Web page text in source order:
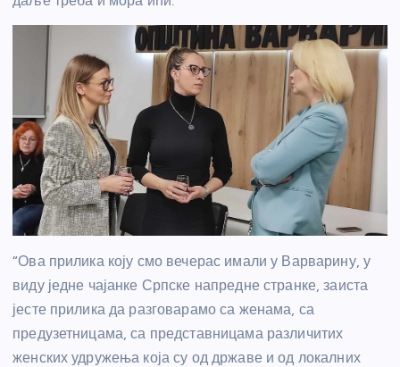
“Ова прилика коју смо вечерас имали у Варварину, у
виду једне чајанке Српске напредне странке, заиста
јесте прилика да разговарамо са женама, са
предузетницама, са представницама различитих
женских удружења која су од државе и од локалних